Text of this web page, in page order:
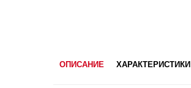
ОПИСАНИЕ ХАРАКТЕРИСТИКИ